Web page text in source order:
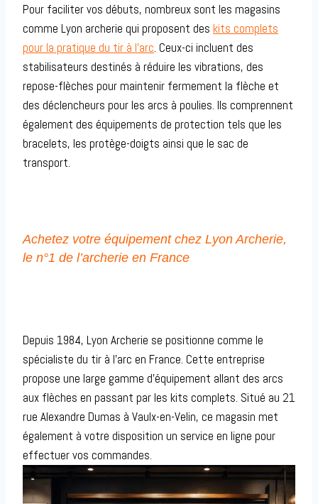
Pour faciliter vos débuts, nombreux sont les magasins
comme Lyon archerie qui proposent des kits complets
pour la pratique du tir à l’arc. Ceux-ci incluent des
stabilisateurs destinés à réduire les vibrations, des
repose-flèches pour maintenir fermement la flèche et
des déclencheurs pour les arcs à poulies. Ils comprennent
également des équipements de protection tels que les
bracelets, les protège-doigts ainsi que le sac de
transport.
Achetez votre équipement chez Lyon Archerie,
le n°1 de l’archerie en France
Depuis 1984, Lyon Archerie se positionne comme le
spécialiste du tir à l’arc en France. Cette entreprise
propose une large gamme d’équipement allant des arcs
aux flèches en passant par les kits complets. Situé au 21
rue Alexandre Dumas à Vaulx-en-Velin, ce magasin met
également à votre disposition un service en ligne pour
effectuer vos commandes.